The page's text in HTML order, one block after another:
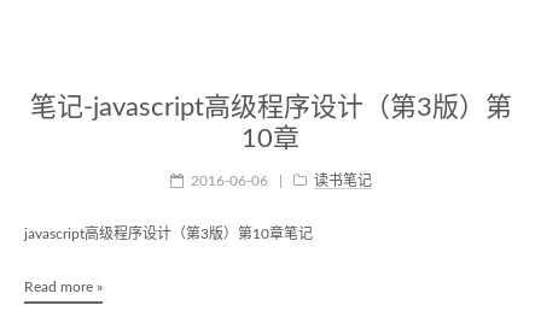
笔记-javascript高级程序设计（第3版）第
10章
2016-06-06 读书笔记
javascript高级程序设计（第3版）第10章笔记
Read more »